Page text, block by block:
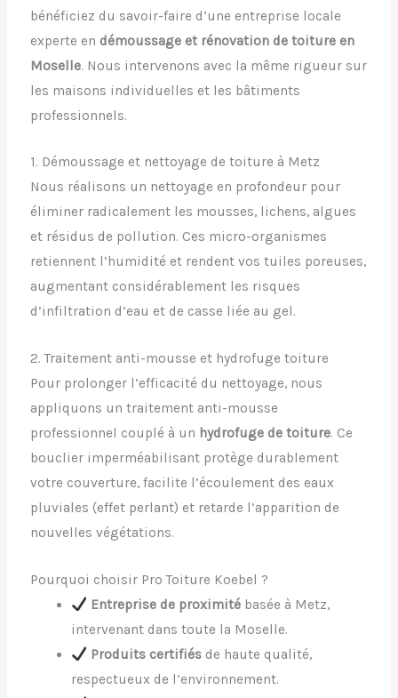
bénéficiez du savoir-faire d’une entreprise locale
experte en démoussage et rénovation de toiture en
Moselle. Nous intervenons avec la même rigueur sur
les maisons individuelles et les bâtiments
professionnels.
1. Démoussage et nettoyage de toiture à Metz
Nous réalisons un nettoyage en profondeur pour
éliminer radicalement les mousses, lichens, algues
et résidus de pollution. Ces micro-organismes
retiennent l’humidité et rendent vos tuiles poreuses,
augmentant considérablement les risques
d’infiltration d’eau et de casse liée au gel.
2. Traitement anti-mousse et hydrofuge toiture
Pour prolonger l’efficacité du nettoyage, nous
appliquons un traitement anti-mousse
professionnel couplé à un hydrofuge de toiture. Ce
bouclier imperméabilisant protège durablement
votre couverture, facilite l’écoulement des eaux
pluviales (effet perlant) et retarde l’apparition de
nouvelles végétations.
Pourquoi choisir Pro Toiture Koebel ?
Entreprise de proximité basée à Metz,
intervenant dans toute la Moselle.
Produits certifiés de haute qualité,
respectueux de l’environnement.